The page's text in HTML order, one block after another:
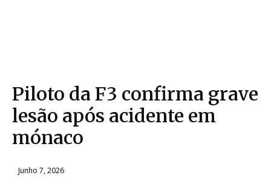
Piloto da F3 confirma grave
lesão após acidente em
mónaco
Junho 7, 2026